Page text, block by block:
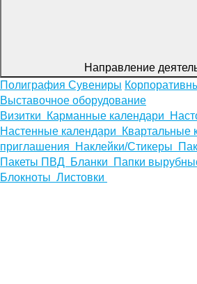
Направление
Полиграфия Сувениры
Выставочное оборудование
Визитки
Карманные календари
Настенные календари
Квартальные
приглашения
Наклейки/Стикеры
Пакеты ПВД Бланки Папки
Блокноты Листовки